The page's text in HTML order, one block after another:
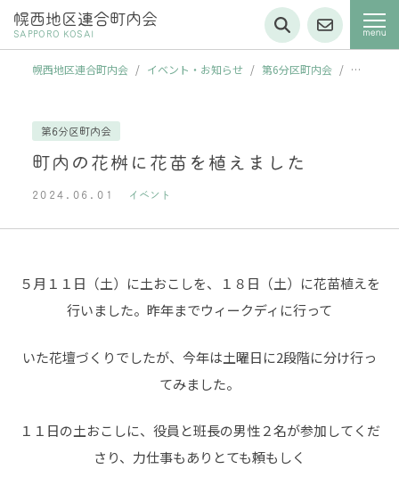
幌西地区連合町内会
SAPPORO KOSAI
幌西地区連合町内会 / イベント・お知らせ / 第6分区町内会 / 町
第6分区町内会
町内の花桝に花苗を植えました
2024.06.01 イベント
５月１１日（土）に土おこしを、１８日（土）に花苗植えを
行いました。昨年までウィークディに行って
いた花壇づくりでしたが、今年は土曜日に2段階に分け行っ
てみました。
１１日の土おこしに、役員と班長の男性２名が参加してくだ
さり、力仕事もありとても頼もしく